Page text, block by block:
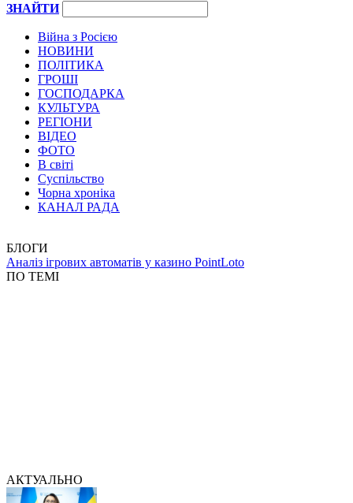
ЗНАЙТИ
Війна з Росією
НОВИНИ
ПОЛІТИКА
ГРОШІ
ГОСПОДАРКА
КУЛЬТУРА
РЕГІОНИ
ВІДЕО
ФОТО
В світі
Суспільство
Чорна хроніка
КАНАЛ РАДА
БЛОГИ
Аналіз ігрових автоматів у казино PointLoto
ПО ТЕМІ
АКТУАЛЬНО